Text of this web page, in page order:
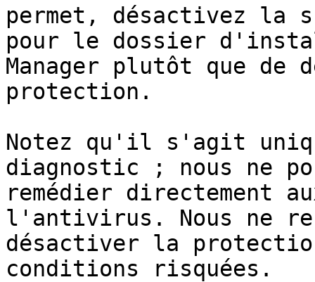
permet, désactivez la
pour le dossier
Manager plutôt que de
protection.
Notez qu'il s'agit
diagnostic ; nous ne
remédier directement
l'antivirus. Nous ne
désactiver la
conditions risquées.